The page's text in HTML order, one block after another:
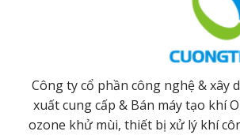
Công ty cổ phần công nghệ & xây
xuất cung cấp & Bán máy tạo khí
ozone khử mùi, thiết bị xử lý khí